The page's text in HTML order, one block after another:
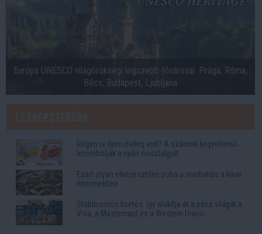
Európa UNESCO világörökségi legszebb fővárosai: Prága, Róma,
Bécs, Budapest, Ljubljana
Régen is ilyen meleg volt? A számok kegyetlenül
lerombolják a nyári nosztalgiát
Ezért olyan elképesztően puha a marhahús a kínai
éttermekben
Stabilcoinos fizetés: így alakítja át a pénz világát a
Visa, a Mastercard és a Western Union